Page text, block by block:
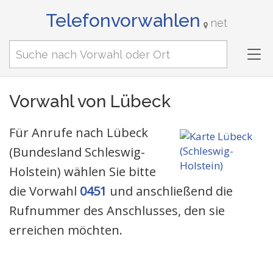
Telefonvorwahlen net
Vorwahl von Lübeck
Für Anrufe nach Lübeck
(Bundesland Schleswig-
Holstein) wählen Sie bitte
die Vorwahl 0451 und anschließend die
Rufnummer des Anschlusses, den sie
erreichen möchten.